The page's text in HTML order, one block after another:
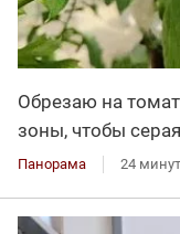
Обрезаю на
зоны, чтобы
Панорама 24